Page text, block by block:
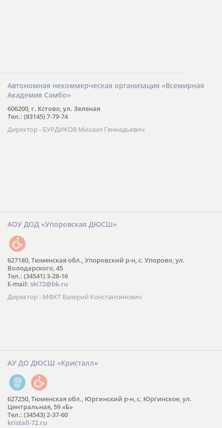
Автономная некоммерческая организация «Всемирная
Академия Самбо»
606200, г. Кстово, ул. Зеленая
Тел.: (83145) 7-79-74
Директор - БУРДИКОВ Михаил Геннадьевич
АОУ ДОД «Упоровская ДЮСШ»
627180, Тюменская обл., Упоровский р-н, с. Упорово, ул.
Володарского, 45
Тел.: (34541) 3-28-16
E-mail: ski72@bk.ru
Директор - МФХТ Валерий Константинович
АУ ДО ДЮСШ «Кристалл»
627250, Тюменская обл., Юргинский р-н, с. Юргинское, ул.
Центральная, 59 «Б»
Тел.: (34543) 2-37-60
kristall-72.ru